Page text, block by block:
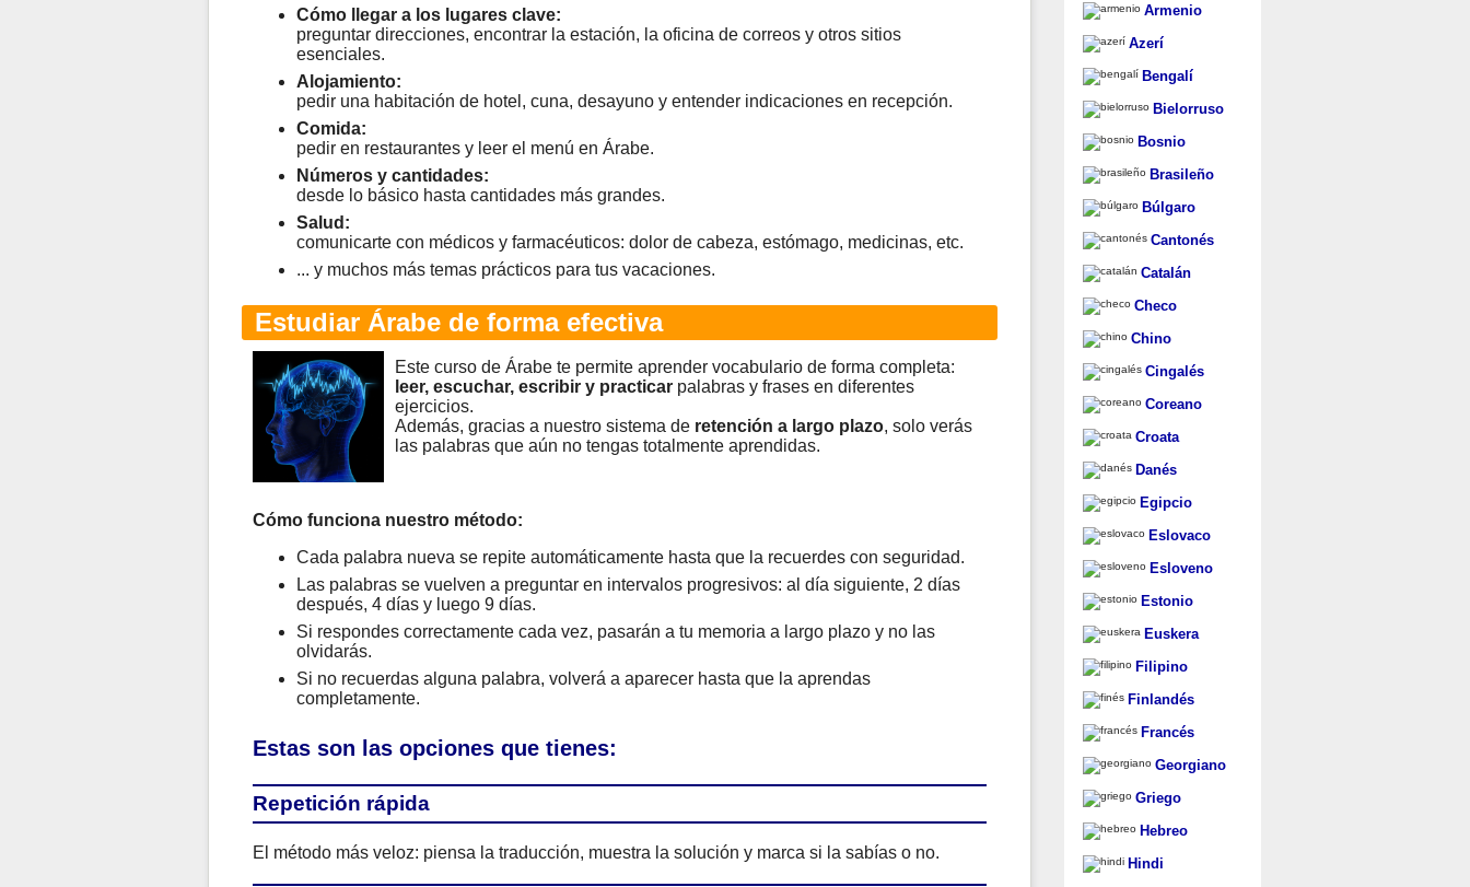
Cómo llegar a los lugares clave:
preguntar direcciones, encontrar la estación, la oficina de correos y otros sitios
esenciales.
Alojamiento:
pedir una habitación de hotel, cuna, desayuno y entender indicaciones en recepción.
Comida:
pedir en restaurantes y leer el menú en Árabe.
Números y cantidades:
desde lo básico hasta cantidades más grandes.
Salud:
comunicarte con médicos y farmacéuticos: dolor de cabeza, estómago, medicinas, etc.
... y muchos más temas prácticos para tus vacaciones.
Estudiar Árabe de forma efectiva
Este curso de Árabe te permite aprender vocabulario de forma completa:
leer, escuchar, escribir y practicarpalabras y frases en diferentes
ejercicios.
Además, gracias a nuestro sistema de retención a largo plazo, solo verás
las palabras que aún no tengas totalmente aprendidas.
Cómo funciona nuestro método:
Cada palabra nueva se repite automáticamente hasta que la recuerdes con seguridad.
Las palabras se vuelven a preguntar en intervalos progresivos: al día siguiente, 2 días
después, 4 días y luego 9 días.
Si respondes correctamente cada vez, pasarán a tu memoria a largo plazo y no las
olvidarás.
Si no recuerdas alguna palabra, volverá a aparecer hasta que la aprendas
completamente.
Estas son las opciones que tienes:
Repetición rápida
El método más veloz: piensa la traducción, muestra la solución y marca si la sabías o no.
Armenio
Azerí
Bengalí
Bielorruso
Bosnio
Brasileño
Búlgaro
Cantonés
Catalán
Checo
Chino
Cingalés
Coreano
Croata
Danés
Egipcio
Eslovaco
Esloveno
Estonio
Euskera
Filipino
Finlandés
Francés
Georgiano
Griego
Hebreo
Hindi